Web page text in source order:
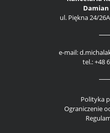
ul. Piękna 24/
e-mail:
tel.: +48
Polityka
Ograniczenie